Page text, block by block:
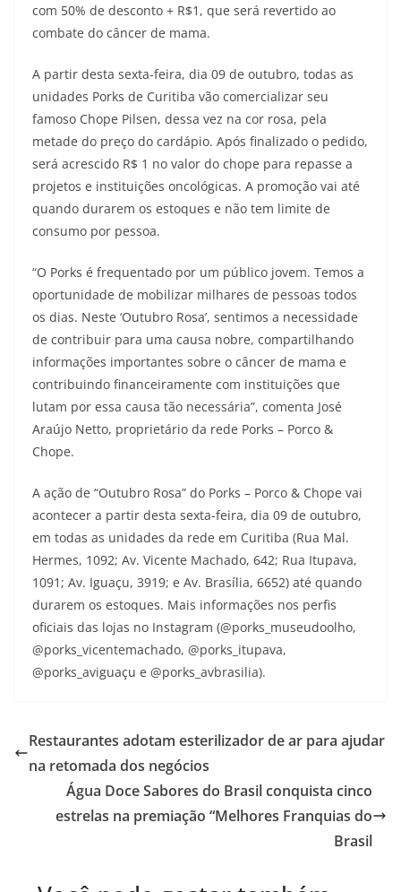
com 50% de desconto + R$1, que será revertido ao
combate do câncer de mama.
A partir desta sexta-feira, dia 09 de outubro, todas as
unidades Porks de Curitiba vão comercializar seu
famoso Chope Pilsen, dessa vez na cor rosa, pela
metade do preço do cardápio. Após finalizado o pedido,
será acrescido R$ 1 no valor do chope para repasse a
projetos e instituições oncológicas. A promoção vai até
quando durarem os estoques e não tem limite de
consumo por pessoa.
“O Porks é frequentado por um público jovem. Temos a
oportunidade de mobilizar milhares de pessoas todos
os dias. Neste ‘Outubro Rosa’, sentimos a necessidade
de contribuir para uma causa nobre, compartilhando
informações importantes sobre o câncer de mama e
contribuindo financeiramente com instituições que
lutam por essa causa tão necessária”, comenta José
Araújo Netto, proprietário da rede Porks – Porco &
Chope.
A ação de “Outubro Rosa” do Porks – Porco & Chope vai
acontecer a partir desta sexta-feira, dia 09 de outubro,
em todas as unidades da rede em Curitiba (Rua Mal.
Hermes, 1092; Av. Vicente Machado, 642; Rua Itupava,
1091; Av. Iguaçu, 3919; e Av. Brasília, 6652) até quando
durarem os estoques. Mais informações nos perfis
oficiais das lojas no Instagram (@porks_museudoolho,
@porks_vicentemachado, @porks_itupava,
@porks_aviguaçu e @porks_avbrasilia).
Restaurantes adotam esterilizador de ar para ajudar
na retomada dos negócios
Água Doce Sabores do Brasil conquista cinco
estrelas na premiação “Melhores Franquias do
Brasil